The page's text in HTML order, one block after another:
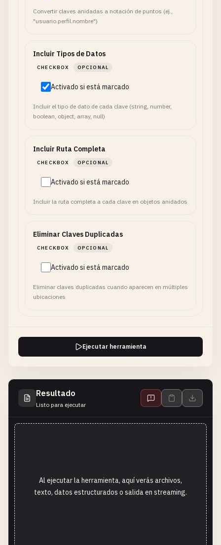
Convertir claves anidadas a notación de puntos (ej.,
"usuario.perfil.nombre")
Incluir Tipos de Datos
CHECKBOX OPCIONAL
Activado si está marcado
Incluir el tipo de dato de cada clave (string, number,
boolean, object, array, null)
Incluir Ruta Completa
CHECKBOX OPCIONAL
Activado si está marcado
Incluir la ruta completa a cada clave en objetos anidados
Eliminar Claves Duplicadas
CHECKBOX OPCIONAL
Activado si está marcado
Eliminar claves duplicadas cuando aparecen en múltiples
ubicaciones
Ejecutar herramienta
Resultado
Listo para ejecutar
Al ejecutar la herramienta, aquí verás archivos,
texto, datos estructurados o salida en streaming.